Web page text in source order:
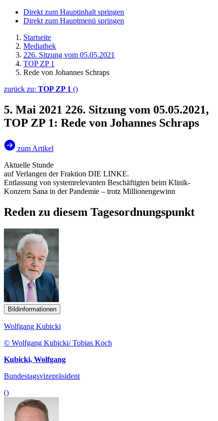
Direkt zum Hauptinhalt springen
Direkt zum Hauptmenü springen
Startseite
Mediathek
226. Sitzung vom 05.05.2021
TOP ZP 1
Rede von Johannes Schraps
zurück zu: TOP ZP 1 ()
5. Mai 2021 226. Sitzung vom 05.05.2021,
TOP ZP 1: Rede von Johannes Schraps
zum Artikel
Aktuelle Stunde
auf Verlangen der Fraktion DIE LINKE.
Entlassung von systemrelevanten Beschäftigten beim Klinik-
Konzern Sana in der Pandemie – trotz Millionengewinn
Reden zu diesem Tagesordnungspunkt
Bildinformationen
Wolfgang Kubicki
© Wolfgang Kubicki/ Tobias Koch
Kubicki, Wolfgang
Bundestagsvizepräsident
()